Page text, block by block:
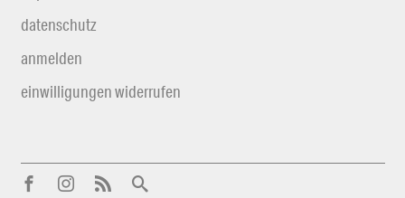
datenschutz
anmelden
einwilligungen widerrufen